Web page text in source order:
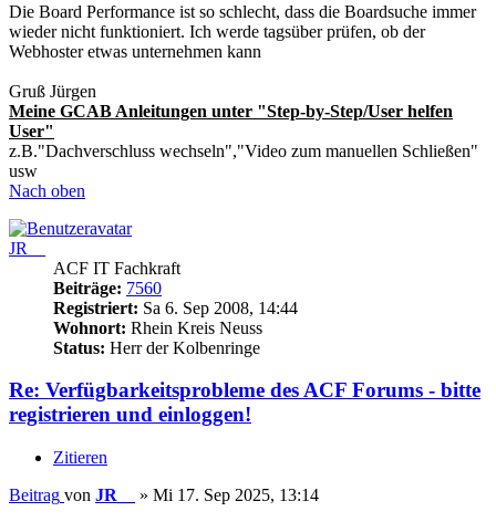
Die Board Performance ist so schlecht, dass die Boardsuche immer
wieder nicht funktioniert. Ich werde tagsüber prüfen, ob der
Webhoster etwas unternehmen kann
Gruß Jürgen
Meine GCAB Anleitungen unter "Step-by-Step/User helfen
User"
z.B."Dachverschluss wechseln","Video zum manuellen Schließen"
usw
Nach oben
JR__
ACF IT Fachkraft
Beiträge: 7560
Registriert: Sa 6. Sep 2008, 14:44
Wohnort: Rhein Kreis Neuss
Status: Herr der Kolbenringe
Re: Verfügbarkeitsprobleme des ACF Forums - bitte
registrieren und einloggen!
Zitieren
Beitrag von JR__ » Mi 17. Sep 2025, 13:14